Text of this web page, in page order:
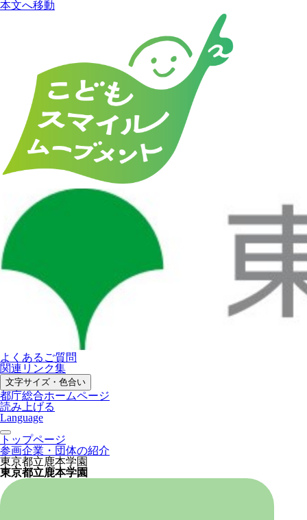
本文へ移動
よくあるご質問
関連リンク集
文字サイズ・色合い
都庁総合ホームページ
読み上げる
Language
トップページ
参画企業・団体の紹介
東京都立鹿本学園
東京都立鹿本学園